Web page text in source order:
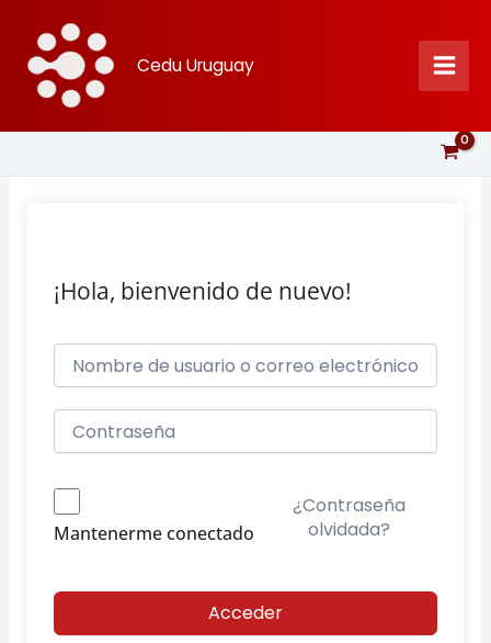
contenido
Cedu Uruguay
¡Hola, bienvenido de nuevo!
Mantenerme conectado
¿Contraseña
olvidada?
Acceder